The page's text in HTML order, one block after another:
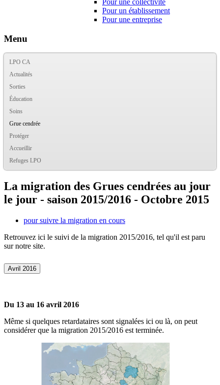
Pour une collectivité
Pour un établissement
Pour une entreprise
Menu
LPO CA
Actualités
Sorties
Éducation
Soins
Grue cendrée
Protéger
Accueillir
Refuges LPO
La migration des Grues cendrées au jour
le jour - saison 2015/2016 - Octobre 2015
pour suivre la migration en cours
Retrouvez ici le suivi de la migration 2015/2016, tel qu'il est paru
sur notre site.
Avril 2016
Du 13 au 16 avril 2016
Même si quelques retardataires sont signalées ici ou là, on peut
considérer que la migration 2015/2016 est terminée.